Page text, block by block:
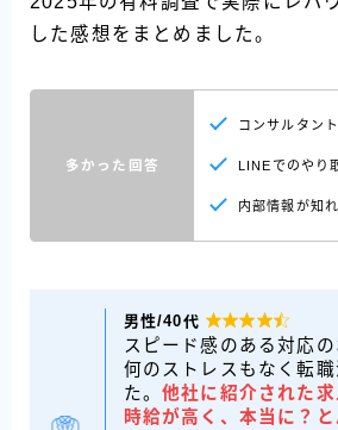
した感想をまとめました。
多かった回答
コンサルタン
LINEでのやり
内部情報が知
男性/40代 
スピード感のある対応の
何のストレスもなく転
た。他社に紹介された
時給が高く、本当に？